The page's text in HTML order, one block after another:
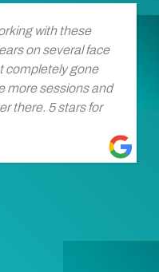
with these
on several face
completely gone
more sessions and
there. 5 stars for